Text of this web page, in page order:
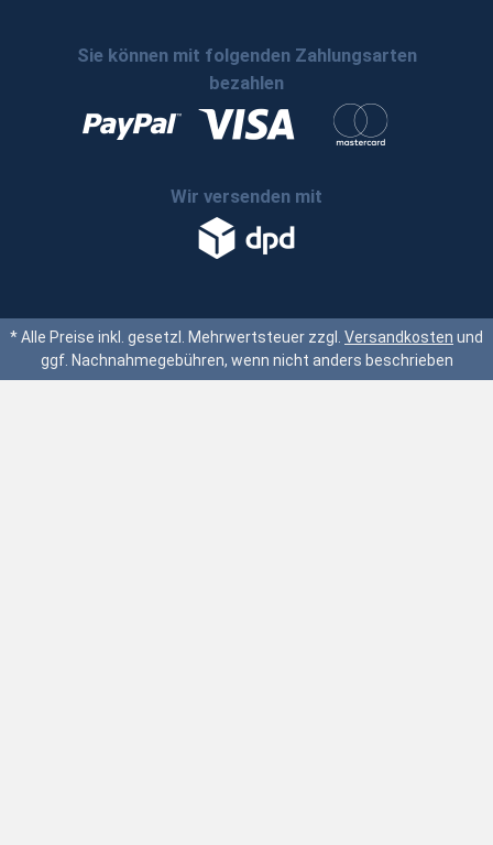
Sie können mit folgenden Zahlungsarten
bezahlen
Wir versenden mit
* Alle Preise inkl. gesetzl. Mehrwertsteuer zzgl. Versandkosten und
ggf. Nachnahmegebühren, wenn nicht anders beschrieben